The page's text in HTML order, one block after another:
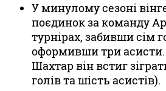
У минулому сезоні
поєдинок за команду
турнірах, забивши сім
оформивши три асисти.
Шахтар він встиг
голів та шість асистів).